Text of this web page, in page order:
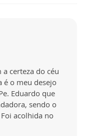
a certeza do céu
é o meu desejo
Eduardo que
sendo o
acolhida no